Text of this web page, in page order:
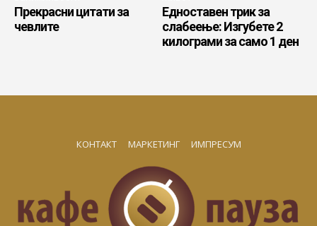
Прекрасни цитати за
чевлите
Едноставен трик за
слабеење: Изгубете 2
килограми за само 1 ден
КОНТАКТ МАРКЕТИНГ ИМПРЕСУМ